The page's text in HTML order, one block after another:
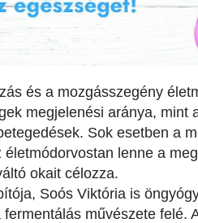
és a mozgásszegény
megjelenési aránya, mint
Sok esetben a
életmódorvostan lenne a
okait célozza.
Soós Viktória is
művészete felé.